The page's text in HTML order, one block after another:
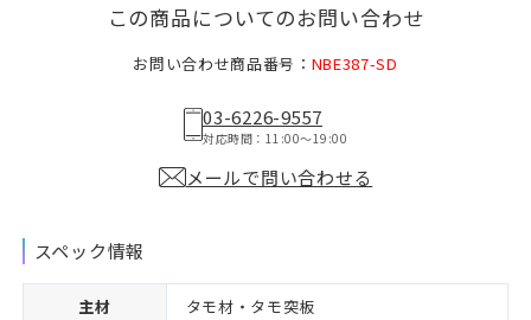
この商品についてのお問い合わせ
お問い合わせ商品番号： NBE387-SD
03-6226-9557
対応時間：11:00〜19:00
メールで問い合わせる
スペック情報
主材
タモ材・タモ突板